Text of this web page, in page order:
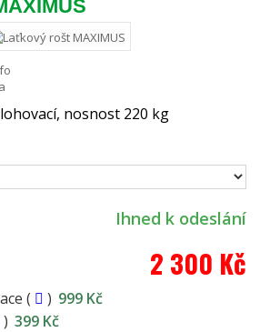
nosnost 220 kg
Ihned k odeslání
2 300 Kč
( ) 999 Kč
) 399 Kč